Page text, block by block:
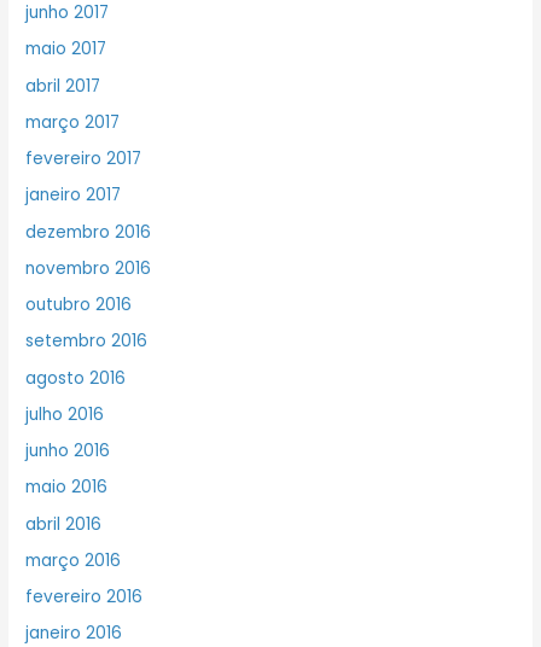
junho 2017
maio 2017
abril 2017
março 2017
fevereiro 2017
janeiro 2017
dezembro 2016
novembro 2016
outubro 2016
setembro 2016
agosto 2016
julho 2016
junho 2016
maio 2016
abril 2016
março 2016
fevereiro 2016
janeiro 2016